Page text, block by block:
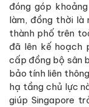
đóng góp
làm, đồng thời là
thành phố trên
đã lên kế hoạch
cấp đồng bộ sân
bảo tính liên
hạ tầng chủ lực
giúp Singapore